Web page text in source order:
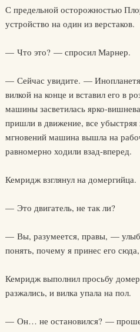
С предельной осторожностью
устройство на один из верстаков.
— Что это? — спросил Марнер.
— Сейчас увидите. —
вилкой на конце и вставил его в
машины засветилась ярко-
пришли в движение, все убыстряя
мгновений машина вышла на
равномерно ходили взад-вперед.
Кемридж взглянул на домергийца.
— Это двигатель, не так ли?
— Вы, разумеется, правы, —
понять, почему я принес его
Кемридж выполнил просьбу
разжались, и вилка упала на пол.
— Он… не остановился? —